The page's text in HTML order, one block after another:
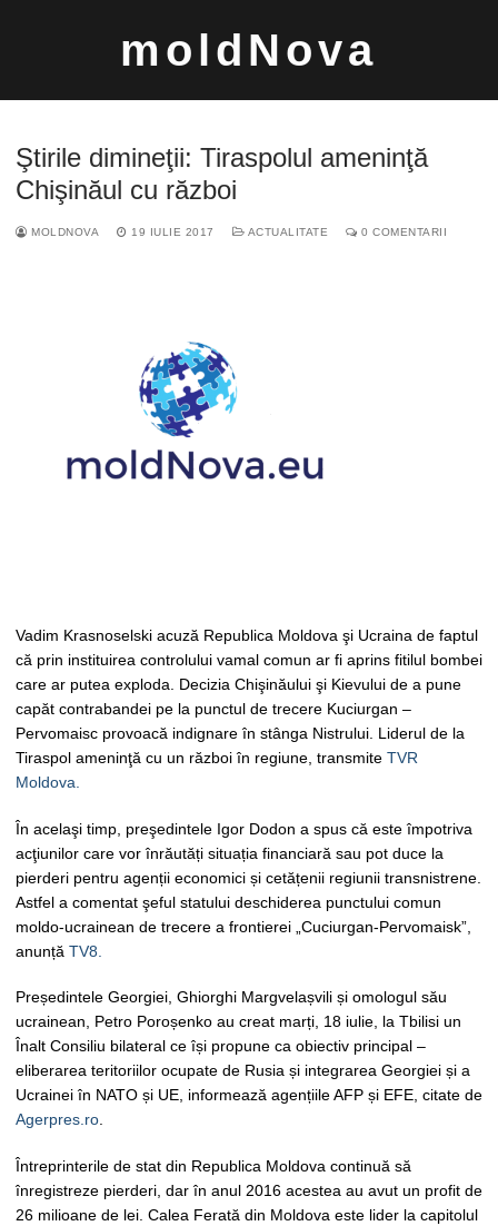
moldNova
Ştirile dimineţii: Tiraspolul ameninţă
Chişinăul cu război
MOLDNOVA 19 IULIE 2017 ACTUALITATE 0 COMENTARII
Vadim Krasnoselski acuză Republica Moldova şi Ucraina de faptul
că prin instituirea controlului vamal comun ar fi aprins fitilul bombei
care ar putea exploda. Decizia Chişinăului şi Kievului de a pune
capăt contrabandei pe la punctul de trecere Kuciurgan –
Pervomaisc provoacă indignare în stânga Nistrului. Liderul de la
Tiraspol ameninţă cu un război în regiune, transmite TVR
Moldova.
În acelaşi timp, preşedintele Igor Dodon a spus că este împotriva
acţiunilor care vor înrăutăți situația financiară sau pot duce la
pierderi pentru agenții economici și cetățenii regiunii transnistrene.
Astfel a comentat şeful statului deschiderea punctului comun
moldo-ucrainean de trecere a frontierei „Cuciurgan-Pervomaisk”,
anunță TV8.
Președintele Georgiei, Ghiorghi Margvelașvili și omologul său
ucrainean, Petro Poroșenko au creat marți, 18 iulie, la Tbilisi un
Înalt Consiliu bilateral ce își propune ca obiectiv principal –
eliberarea teritoriilor ocupate de Rusia și integrarea Georgiei și a
Ucrainei în NATO și UE, informează agențiile AFP și EFE, citate de
Agerpres.ro.
Întreprinterile de stat din Republica Moldova continuă să
înregistreze pierderi, dar în anul 2016 acestea au avut un profit de
26 milioane de lei. Calea Ferată din Moldova este lider la capitolul